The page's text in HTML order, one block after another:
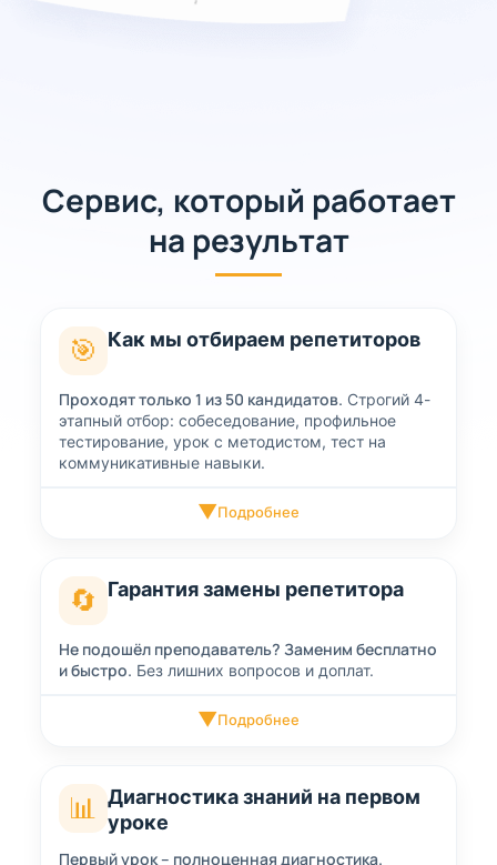
Сервис, который работает
на результат
🎯 Как мы отбираем репетиторов
Проходят только 1 из 50 кандидатов. Строгий 4-
этапный отбор: собеседование, профильное
тестирование, урок с методистом, тест на
коммуникативные навыки.
▼Подробнее
🔄 Гарантия замены репетитора
Не подошёл преподаватель? Заменим бесплатно
и быстро. Без лишних вопросов и доплат.
▼Подробнее
📊
Диагностика знаний на первом
уроке
Первый урок – полноценная диагностика.